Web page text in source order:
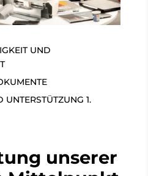
UND
1.
unserer